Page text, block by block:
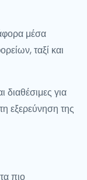
μέσα
ταξί και
διαθέσιμες για
εξερεύνηση της
πιο